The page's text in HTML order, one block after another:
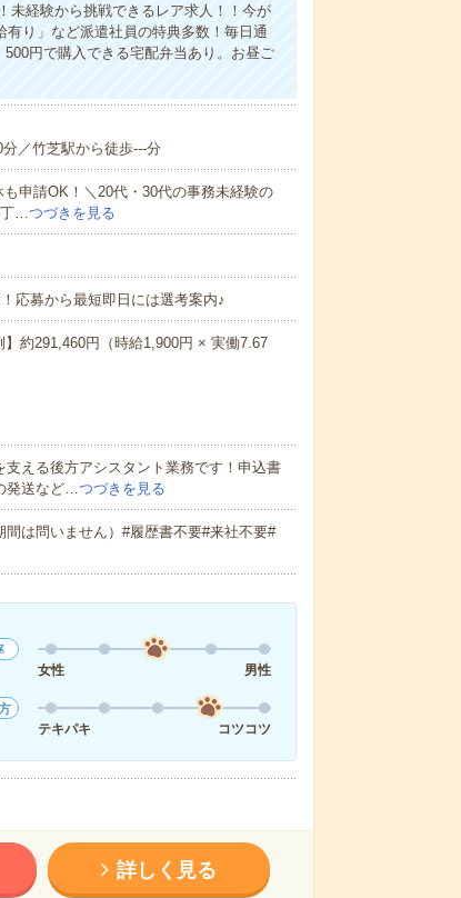
未経験から挑戦できるレア求人！！今が
り」など派遣社員の特典多数！毎日通
円で購入できる宅配弁当あり。お昼ご
／竹芝駅から徒歩---分
申請OK！＼20代・30代の事務未経験の
丁…つづきを見る
応募から最短即日には選考案内♪
約291,460円（時給1,900円 × 実働7.67
える後方アシスタント業務です！申込書
発送など…つづきを見る
は問いません）#履歴書不要#来社不要#
女性
男性
テキパキ
コツコツ
詳しく見る